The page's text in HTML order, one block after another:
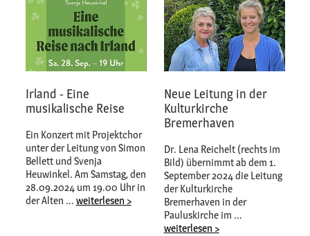
Irland - Eine
musikalische Reise
Ein Konzert mit Projektchor
unter der Leitung von Simon
Bellett und Svenja
Heuwinkel. Am Samstag, den
28.09.2024 um 19.00 Uhr in
der Alten ... weiterlesen >
Neue Leitung in der
Kulturkirche
Bremerhaven
Dr. Lena Reichelt (rechts im
Bild) übernimmt ab dem 1.
September 2024 die Leitung
der Kulturkirche
Bremerhaven in der
Pauluskirche im ...
weiterlesen >